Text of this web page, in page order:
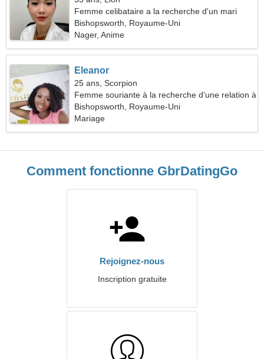
Femme celibataire a la recherche d'un mari
Bishopsworth, Royaume-Uni
Nager, Anime
Eleanor
25 ans, Scorpion
Femme souriante à la recherche d'une relation à
long terme
Bishopsworth, Royaume-Uni
Mariage
Comment fonctionne GbrDatingGo
Rejoignez-nous
Inscription gratuite